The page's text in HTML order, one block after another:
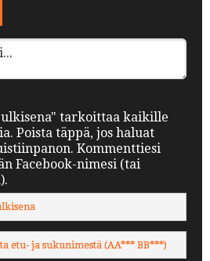
tarkoittaa kaikille
Poista täppä, jos haluat
Kommenttiesi
Facebook-nimesi (tai
etu- ja sukunimestä (AA*** BB***)